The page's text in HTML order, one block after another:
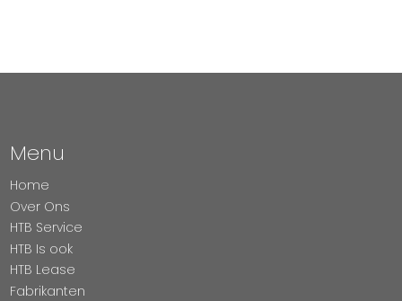
Menu
Home
Over Ons
HTB Service
HTB Is ook
HTB Lease
Fabrikanten